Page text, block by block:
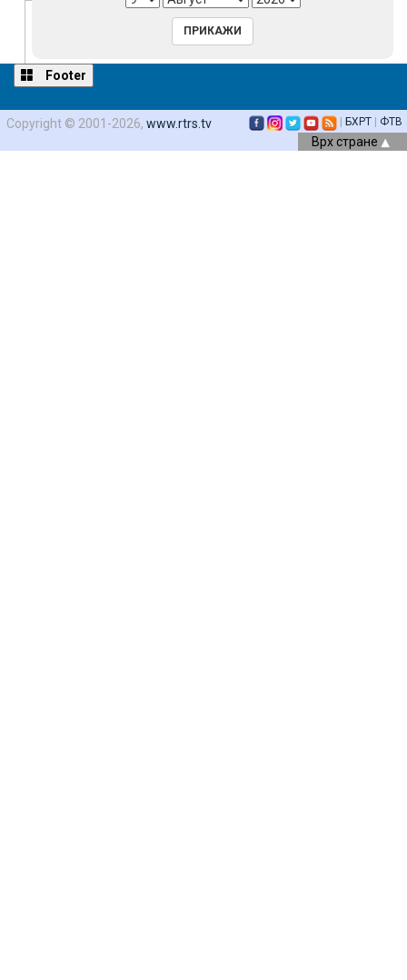
Resetrestore all settings to the default values
End of dialog window.
Footer
Copyright © 2001-2026, www.rtrs.tv БХРТ ФТВ
Врх стране